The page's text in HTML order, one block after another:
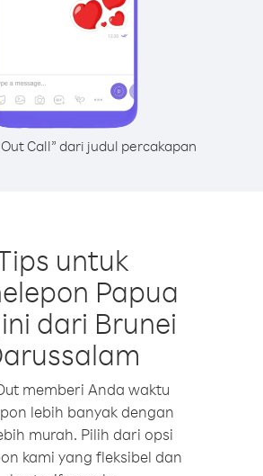
Call” dari judul percakapan
untuk
Papua
dari Brunei
memberi Anda waktu
lebih banyak dengan
murah. Pilih dari opsi
kami yang fleksibel dan